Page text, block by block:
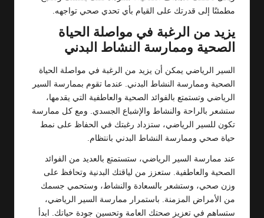
مطمئنًا إلى قدرتك على القيام بأي تحدي صحي تواجهه.
يزيد من الرغبة في مواصلة الحياة
الصحية وممارسة النشاط البدني
السير الرياضي يمكن أن يزيد من الرغبة في مواصلة الحياة
الصحية وممارسة النشاط البدني. عندما تقوم بممارسة السير
الرياضي وتستمتع بالفوائد الصحية والعاطفية التي يقدمها،
ستشعر بالراحة والنشاط والإشباع الجسدي. ومع كل ممارسة
تكون للسير الرياضي، ستزداد رغبتك في الحفاظ على نمط
حياة صحي وممارسة النشاط البدني بانتظام.
عند ممارسة السير الرياضي، ستستمتع بالعديد من الفوائد
الصحية والعاطفية. ستعزز من لياقتك البدنية وتحافظ على
وزن صحي، وستشعر بالسعادة والنشاط، وستحمي جسمك
من الأمراض المزمنة. باستمرار ممارسة السير الرياضي،
ستساهم في تعزيز صحتك العامة وتحسين جودة حياتك. ابدأ